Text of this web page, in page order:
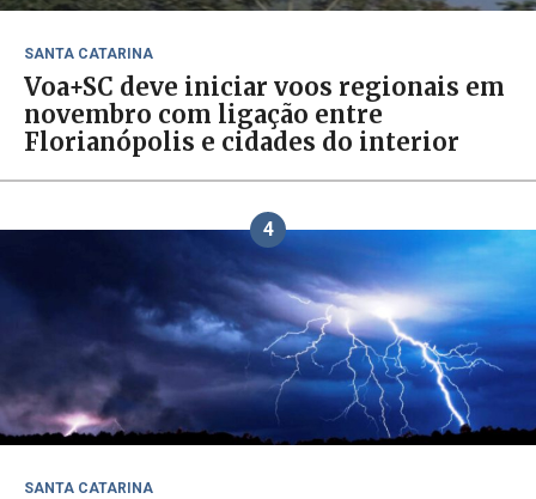
SANTA CATARINA
Voa+SC deve iniciar voos regionais em
novembro com ligação entre
Florianópolis e cidades do interior
4
SANTA CATARINA